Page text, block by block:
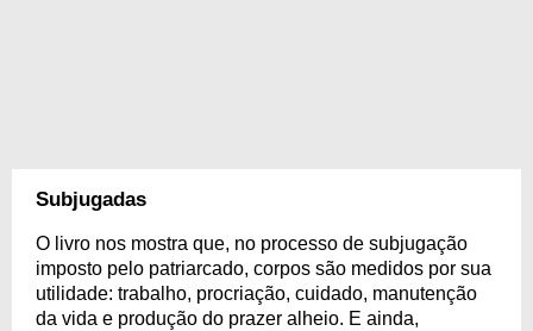
Subjugadas
O livro nos mostra que, no processo de subjugação
imposto pelo patriarcado, corpos são medidos por sua
utilidade: trabalho, procriação, cuidado, manutenção
da vida e produção do prazer alheio. E ainda,